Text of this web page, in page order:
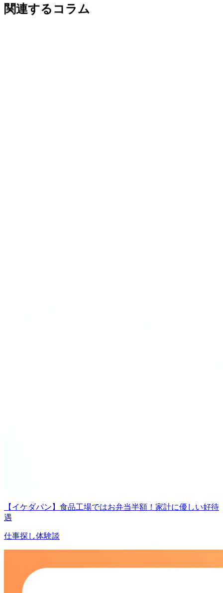
関連するコラム
【イケダパン】食品工場ではお弁当半額！家計に優しい好待
遇
仕事探し体験談